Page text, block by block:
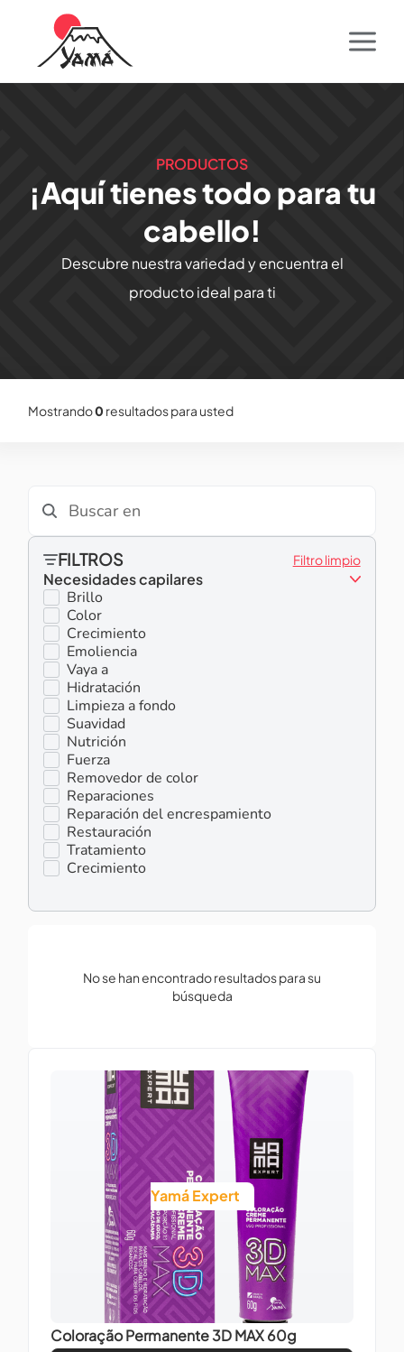
PRODUCTOS
¡Aquí tienes todo para tu
cabello!
Descubre nuestra variedad y encuentra el
producto ideal para ti
Mostrando0 resultados para usted
FILTROS Filtro limpio
Necesidades capilares
Brillo
Color
Crecimiento
Emoliencia
Vaya a
Hidratación
Limpieza a fondo
Suavidad
Nutrición
Fuerza
Removedor de color
Reparaciones
Reparación del encrespamiento
Restauración
Tratamiento
Crecimiento
No se han encontrado resultados para su
búsqueda
Yamá Expert
Coloração Permanente 3D MAX 60g